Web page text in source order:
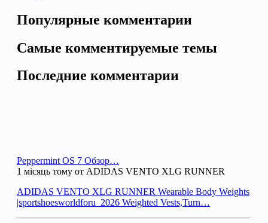
Популярные комментарии
Самые комментируемые темы
Последние комментарии
Peppermint OS 7 Обзор…
1 місяць тому от ADIDAS VENTO XLG RUNNER
ADIDAS VENTO XLG RUNNER Wearable Body Weights
|sportshoesworldforu_2026 Weighted Vests,Turn…